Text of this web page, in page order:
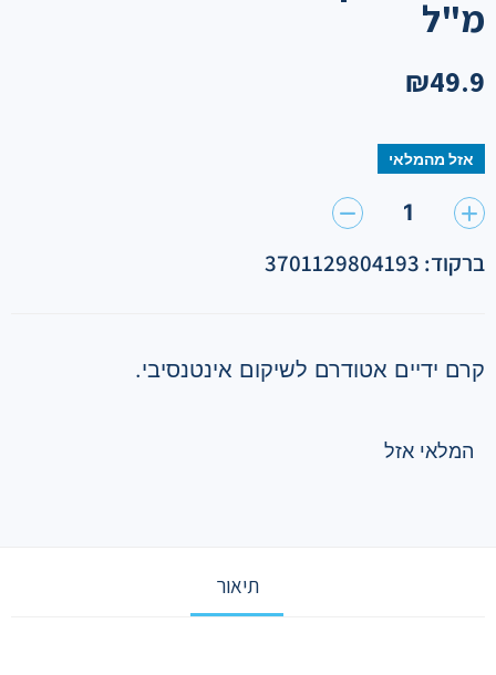
מ"ל
₪49.9
אזל מהמלאי
1
ברקוד: 3701129804193
קרם ידיים אטודרם לשיקום אינטנסיבי.
המלאי אזל
תיאור